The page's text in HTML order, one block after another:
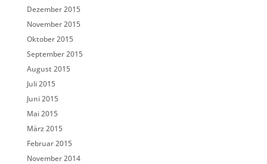
Dezember 2015
November 2015
Oktober 2015
September 2015
August 2015
Juli 2015
Juni 2015
Mai 2015
März 2015
Februar 2015
November 2014